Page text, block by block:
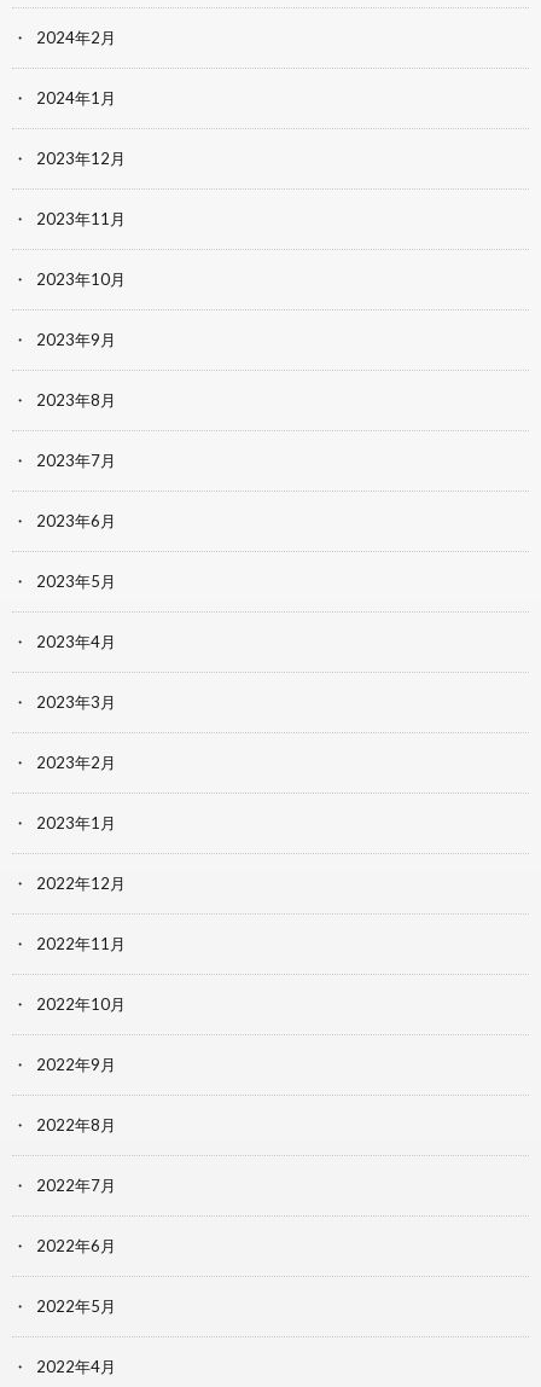
2024年2月
2024年1月
2023年12月
2023年11月
2023年10月
2023年9月
2023年8月
2023年7月
2023年6月
2023年5月
2023年4月
2023年3月
2023年2月
2023年1月
2022年12月
2022年11月
2022年10月
2022年9月
2022年8月
2022年7月
2022年6月
2022年5月
2022年4月